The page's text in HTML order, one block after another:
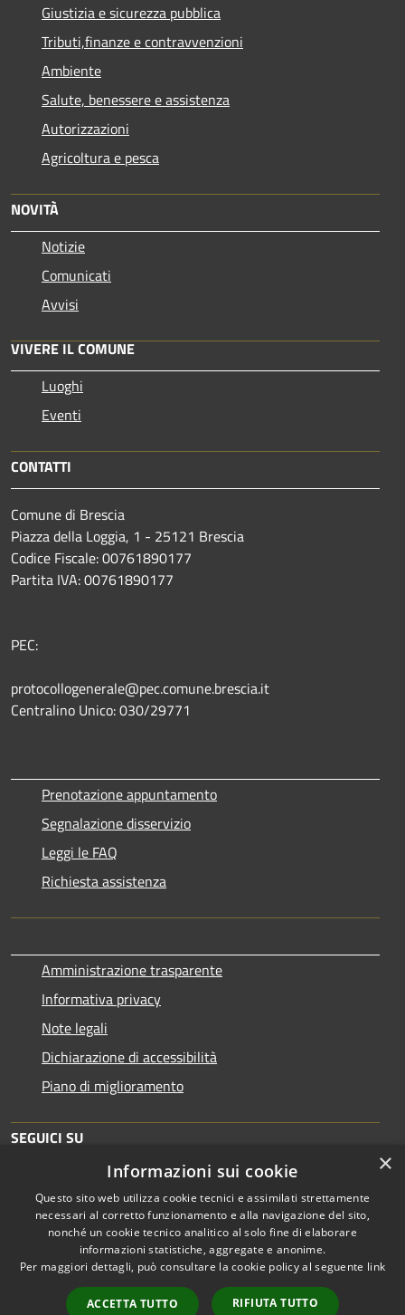
Giustizia e sicurezza pubblica
Tributi,finanze e contravvenzioni
Ambiente
Salute, benessere e assistenza
Autorizzazioni
Agricoltura e pesca
NOVITÀ
Notizie
Comunicati
Avvisi
VIVERE IL COMUNE
Luoghi
Eventi
CONTATTI
Comune di Brescia
Piazza della Loggia, 1 - 25121 Brescia
Codice Fiscale: 00761890177
Partita IVA: 00761890177
PEC:
protocollogenerale@pec.comune.brescia.it
Centralino Unico: 030/29771
Prenotazione appuntamento
Segnalazione disservizio
Leggi le FAQ
Richiesta assistenza
Amministrazione trasparente
Informativa privacy
Note legali
Dichiarazione di accessibilità
Piano di miglioramento
SEGUICI SU
RSS
Accessibilità
Copyright © 2026 • Comune di
Municipium•
Accesso
×
Informazioni sui cookie
Questo sito web utilizza cookie tecnici e assimilati strettamente
necessari al corretto funzionamento e alla navigazione del sito,
nonché un cookie tecnico analitico al solo fine di elaborare
informazioni statistiche, aggregate e anonime.
Per maggiori dettagli, può consultare la cookie policy al seguente link
ACCETTA TUTTO RIFIUTA TUTTO